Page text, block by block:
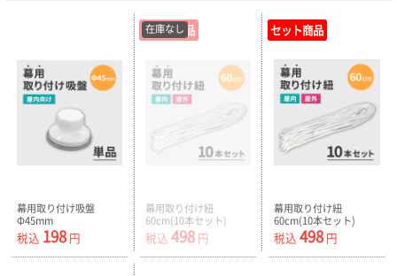
幕用取り付け吸盤
Φ45mm
税込 198 円
セット商品
幕用取り付け紐
60cm(10本セット)
税込 498 円
在庫なし セット商品
幕用取り付け紐
60cm(10本セット)
税込 498 円